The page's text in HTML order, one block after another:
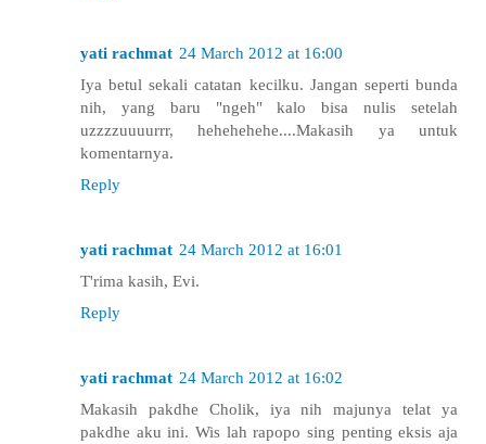
yati rachmat 24 March 2012 at 16:00
Iya betul sekali catatan kecilku. Jangan seperti bunda
nih, yang baru "ngeh" kalo bisa nulis setelah
uzzzzuuuurrr, hehehehehe....Makasih ya untuk
komentarnya.
Reply
yati rachmat 24 March 2012 at 16:01
T'rima kasih, Evi.
Reply
yati rachmat 24 March 2012 at 16:02
Makasih pakdhe Cholik, iya nih majunya telat ya
pakdhe aku ini. Wis lah rapopo sing penting eksis aja